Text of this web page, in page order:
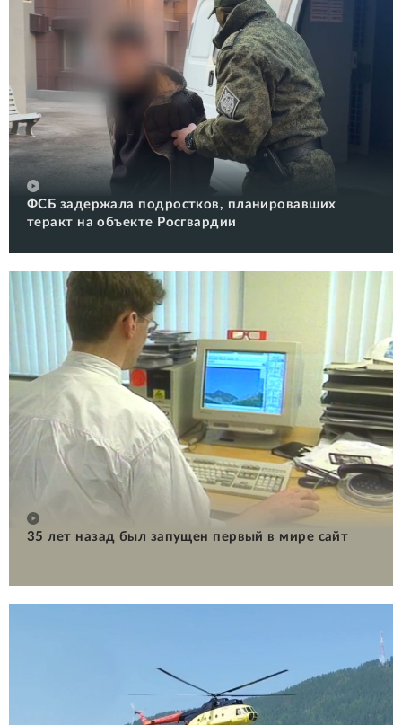
ФСБ задержала подростков, планировавших
теракт на объекте Росгвардии
35 лет назад был запущен первый в мире сайт